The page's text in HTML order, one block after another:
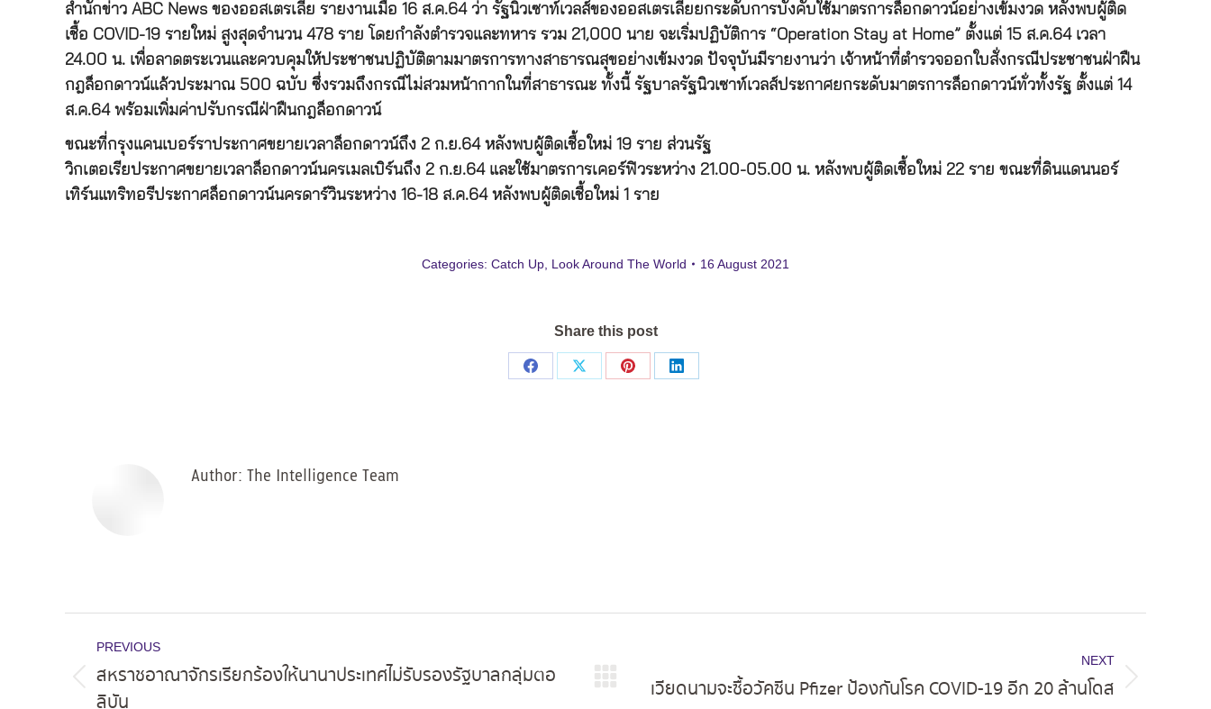
สำนักข่าว ABC News ของออสเตรเลีย รายงานเมื่อ 16 ส.ค.64 ว่า รัฐนิวเซาท์เวลส์ของออสเตรเลียยกระดับการบังคับใช้มาตรการล็อกดาวน์อย่างเข้มงวด หลังพบผู้ติด
เชื้อ COVID-19 รายใหม่ สูงสุดจำนวน 478 ราย โดยกำลังตำรวจและทหาร รวม 21,000 นาย จะเริ่มปฏิบัติการ “Operation Stay at Home” ตั้งแต่ 15 ส.ค.64 เวลา
24.00 น. เพื่อลาดตระเวนและควบคุมให้ประชาชนปฏิบัติตามมาตรการทางสาธารณสุขอย่างเข้มงวด ปัจจุบันมีรายงานว่า เจ้าหน้าที่ตำรวจออกใบสั่งกรณีประชาชนฝ่าฝืน
กฎล็อกดาวน์แล้วประมาณ 500 ฉบับ ซึ่งรวมถึงกรณีไม่สวมหน้ากากในที่สาธารณะ ทั้งนี้ รัฐบาลรัฐนิวเซาท์เวลส์ประกาศยกระดับมาตรการล็อกดาวน์ทั่วทั้งรัฐ ตั้งแต่ 14
ส.ค.64 พร้อมเพิ่มค่าปรับกรณีฝ่าฝืนกฎล็อกดาวน์
ขณะที่กรุงแคนเบอร์ราประกาศขยายเวลาล็อกดาวน์ถึง 2 ก.ย.64 หลังพบผู้ติดเชื้อใหม่ 19 ราย ส่วนรัฐ
วิกเตอเรียประกาศขยายเวลาล็อกดาวน์นครเมลเบิร์นถึง 2 ก.ย.64 และใช้มาตรการเคอร์ฟิวระหว่าง 21.00-05.00 น. หลังพบผู้ติดเชื้อใหม่ 22 ราย ขณะที่ดินแดนนอร์
เทิร์นแทริทอรีประกาศล็อกดาวน์นครดาร์วินระหว่าง 16-18 ส.ค.64 หลังพบผู้ติดเชื้อใหม่ 1 ราย
Categories: Catch Up Look Around The World 16 August 2021
Share this post
Share
Share
Share
Share
Author: The Intelligence Team
navigation
PREVIOUS
สหราชอาณาจักรเรียกร้องให้นานาประเทศไม่รับรองรัฐบาลกลุ่มตอ
ลิบัน
NEXT
Next
เวียดนามจะซื้อวัคซีน Pfizer ป้องกันโรค COVID-19 อีก 20 ล้านโดส